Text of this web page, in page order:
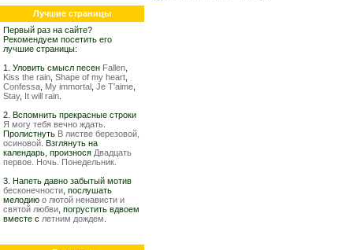
Лучшие страницы
Первый раз на сайте?
Рекомендуем посетить его
лучшие страницы:
1. Уловить смысл песен Fallen
Kiss the rain Shape of my heart
Confessa My immortal Je T'aime
Stay, It will rain
2. Вспомнить прекрасные строки
Я могу тебя вечно ждать
Пролистнуть В листве березовой,
осиновой . Взглянуть на
календарь, произнося Двадцать
первое. Ночь. Понедельник.
3. Напеть давно забытый мотив
бесконечности , послушать
мелодию о лютой ненависти и
святой любви , погрустить вдвоем
вместе с летним дождем